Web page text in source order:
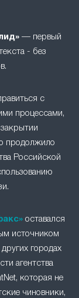
— первый
- без
с
процессами,
продолжило
Российской
оставался
источником
городах
агентства
которая не
чиновники,